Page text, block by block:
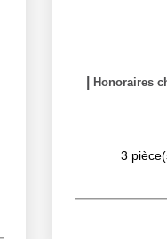
Honoraires
3